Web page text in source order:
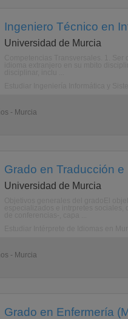
Ingeniero Técnico en
Universidad de Murcia
- Murcia
Grado en Traducción
Universidad de Murcia
- Murcia
Grado en Enfermería